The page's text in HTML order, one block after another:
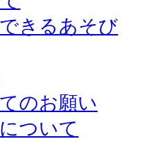
きるあそび
のお願い
ついて